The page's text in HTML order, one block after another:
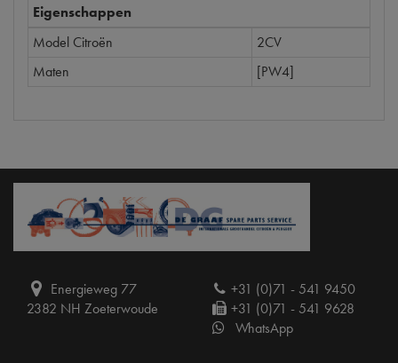
Eigenschappen
Model Citroën
2CV
Maten
[PW4]
Energieweg 77
2382 NH Zoeterwoude
+31 (0)71 - 541 9450
+31 (0)71 - 541 9628
WhatsApp